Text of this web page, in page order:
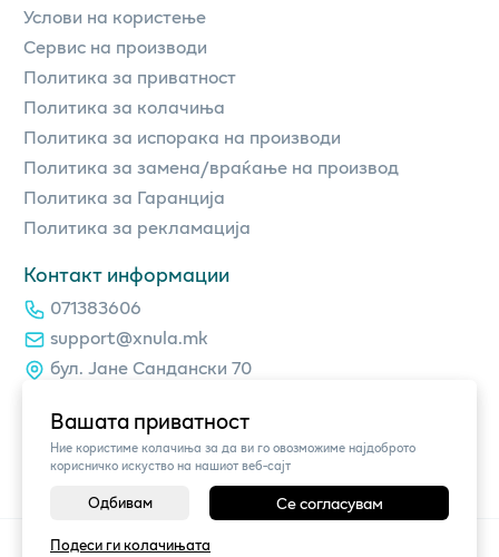
Вашата приватност
Ние користиме колачиња за да ви го овозможиме најдоброто
корисничко искуство на нашиот веб-сајт
Одбивам Се согласувам
Подеси ги колачињата
Услови на користење
Сервис на производи
Политика за приватност
Политика за колачиња
Политика за испорака на производи
Политика за замена/враќање на производ
Политика за Гаранција
Политика за рекламација
Контакт информации
071383606
support@xnula.mk
бул. Јане Сандански 70
©2026Vendor x